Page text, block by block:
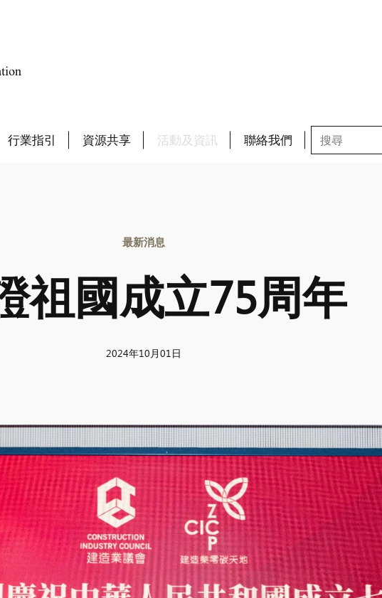
行業指引 資源共享 活動及資訊 聯絡我們
最新消息
祖國成立75周年
2024年10月01日